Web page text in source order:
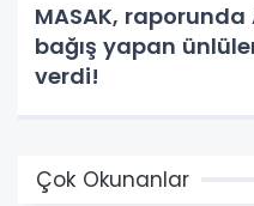
MASAK,
bağış yapan
verdi!
Çok Okunanlar